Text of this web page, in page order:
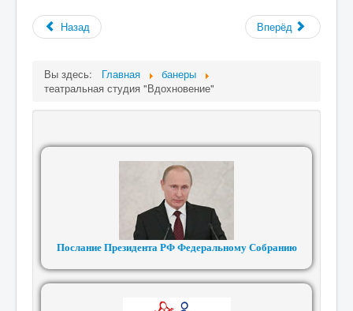
Назад Вперёд
Вы здесь: Главная
банеры
театральная студия "Вдохновение"
Послание Президента РФ Федеральному Собранию